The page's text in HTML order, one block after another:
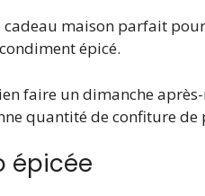
cadeau maison parfait
épicé.
faire un dimanche
quantité de confiture de
épicée